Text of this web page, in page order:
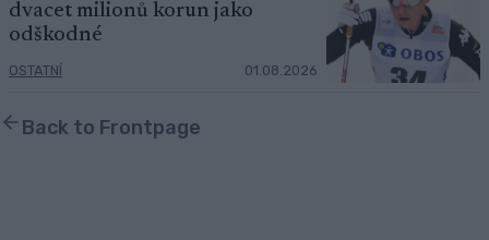
dvacet milionů korun jako
odškodné
OSTATNÍ 01.08.2026
Back to Frontpage